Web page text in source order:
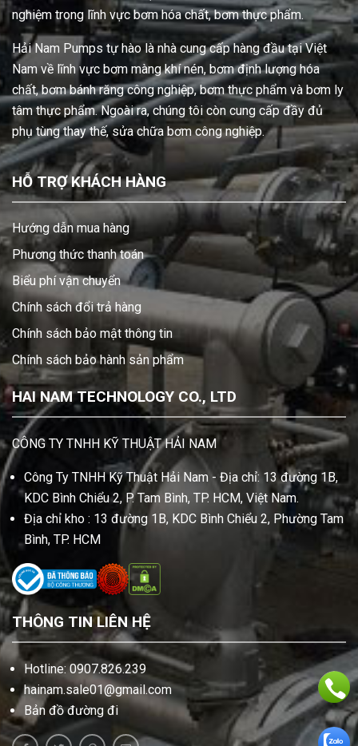
nghiệm trong lĩnh vực bơm hóa chất, bơm thực phẩm.
Hải Nam Pumps tự hào là nhà cung cấp hàng đầu tại Việt
Nam về lĩnh vực bơm màng khí nén, bơm định lượng hóa
chất, bơm bánh răng công nghiệp, bơm thực phẩm và bơm ly
tâm thực phẩm. Ngoài ra, chúng tôi còn cung cấp đầy đủ
phụ tùng thay thế, sửa chữa bơm công nghiệp.
HỖ TRỢ KHÁCH HÀNG
Hướng dẫn mua hàng
Phương thức thanh toán
Biểu phí vận chuyển
Chính sách đổi trả hàng
Chính sách bảo mật thông tin
Chính sách bảo hành sản phẩm
HAI NAM TECHNOLOGY CO., LTD
CÔNG TY TNHH KỸ THUẬT HẢI NAM
Công Ty TNHH Kỹ Thuật Hải Nam - Địa chỉ: 13 đường 1B,
KDC Bình Chiểu 2, P. Tam Bình, TP. HCM, Việt Nam.
Địa chỉ kho : 13 đường 1B, KDC Bình Chiểu 2, Phường Tam
Bình, TP. HCM
THÔNG TIN LIÊN HỆ
Hotline: 0907.826.239
hainam.sale01@gmail.com
Bản đồ đường đi